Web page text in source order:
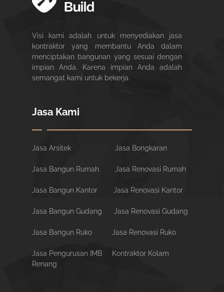
Visi kami adalah untuk menyediakan jasa
kontraktor yang membantu Anda dalam
menciptakan bangunan yang sesuai dengan
impian Anda. Karena impian Anda adalah
semangat kami untuk bekerja.
Jasa Kami
Jasa Arsitek Jasa Bongkaran
Jasa Bangun Rumah Jasa Renovasi Rumah
Jasa Bangun Kantor Jasa Renovasi Kantor
Jasa Bangun Gudang Jasa Renovasi Gudang
Jasa Bangun Ruko Jasa Renovasi Ruko
Jasa Pengurusan IMB
Kontraktor Kolam
Renang